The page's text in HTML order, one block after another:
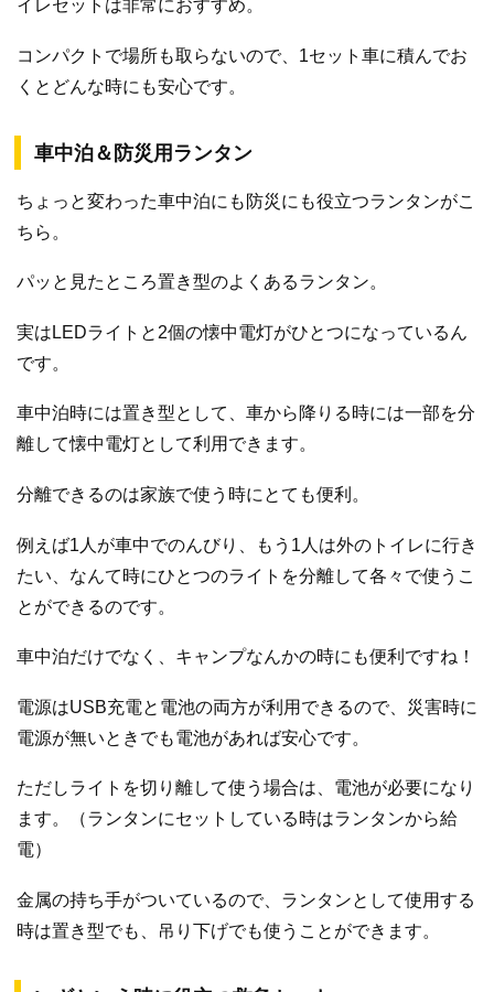
イレセットは非常におすすめ。
コンパクトで場所も取らないので、1セット車に積んでお
くとどんな時にも安心です。
車中泊＆防災用ランタン
ちょっと変わった車中泊にも防災にも役立つランタンがこ
ちら。
パッと見たところ置き型のよくあるランタン。
実はLEDライトと2個の懐中電灯がひとつになっているん
です。
車中泊時には置き型として、車から降りる時には一部を分
離して懐中電灯として利用できます。
分離できるのは家族で使う時にとても便利。
例えば1人が車中でのんびり、もう1人は外のトイレに行き
たい、なんて時にひとつのライトを分離して各々で使うこ
とができるのです。
車中泊だけでなく、キャンプなんかの時にも便利ですね！
電源はUSB充電と電池の両方が利用できるので、災害時に
電源が無いときでも電池があれば安心です。
ただしライトを切り離して使う場合は、電池が必要になり
ます。（ランタンにセットしている時はランタンから給
電）
金属の持ち手がついているので、ランタンとして使用する
時は置き型でも、吊り下げでも使うことができます。